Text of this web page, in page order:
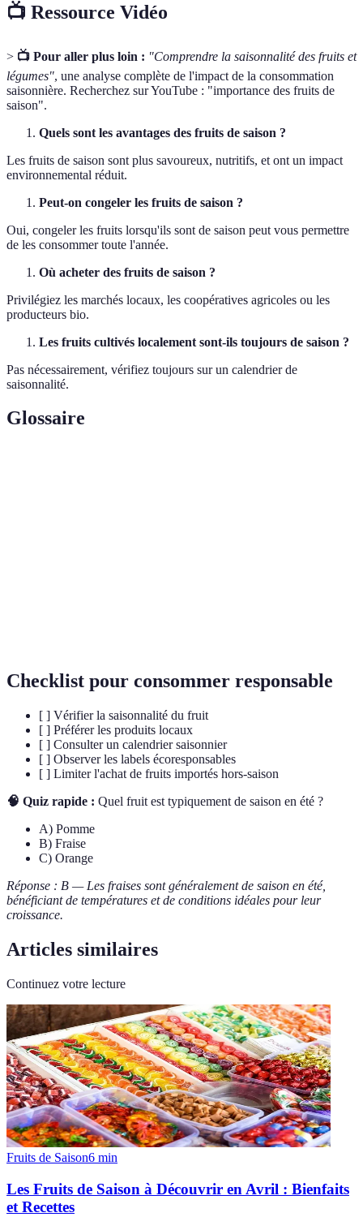
📺 Ressource Vidéo
> 📺 Pour aller plus loin : "Comprendre la saisonnalité des fruits et
légumes", une analyse complète de l'impact de la consommation
saisonnière. Recherchez sur YouTube : "importance des fruits de
saison".
Quels sont les avantages des fruits de saison ?
Les fruits de saison sont plus savoureux, nutritifs, et ont un impact
environnemental réduit.
Peut-on congeler les fruits de saison ?
Oui, congeler les fruits lorsqu'ils sont de saison peut vous permettre
de les consommer toute l'année.
Où acheter des fruits de saison ?
Privilégiez les marchés locaux, les coopératives agricoles ou les
producteurs bio.
Les fruits cultivés localement sont-ils toujours de saison ?
Pas nécessairement, vérifiez toujours sur un calendrier de
saisonnalité.
Glossaire
Checklist pour consommer responsable
[ ] Vérifier la saisonnalité du fruit
[ ] Préférer les produits locaux
[ ] Consulter un calendrier saisonnier
[ ] Observer les labels écoresponsables
[ ] Limiter l'achat de fruits importés hors-saison
🧠 Quiz rapide : Quel fruit est typiquement de saison en été ?
A) Pomme
B) Fraise
C) Orange
Réponse : B — Les fraises sont généralement de saison en été,
bénéficiant de températures et de conditions idéales pour leur
croissance.
Articles similaires
Continuez votre lecture
Fruits de Saison6 min
Les Fruits de Saison à Découvrir en Avril : Bienfaits
et Recettes